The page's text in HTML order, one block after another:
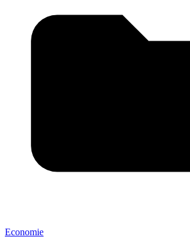
Economie